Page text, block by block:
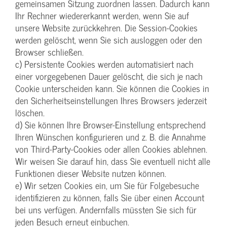
gemeinsamen Sitzung zuordnen lassen. Dadurch kann
Ihr Rechner wiedererkannt werden, wenn Sie auf
unsere Website zurückkehren. Die Session-Cookies
werden gelöscht, wenn Sie sich ausloggen oder den
Browser schließen.
c) Persistente Cookies werden automatisiert nach
einer vorgegebenen Dauer gelöscht, die sich je nach
Cookie unterscheiden kann. Sie können die Cookies in
den Sicherheitseinstellungen Ihres Browsers jederzeit
löschen.
d) Sie können Ihre Browser-Einstellung entsprechend
Ihren Wünschen konfigurieren und z. B. die Annahme
von Third-Party-Cookies oder allen Cookies ablehnen.
Wir weisen Sie darauf hin, dass Sie eventuell nicht alle
Funktionen dieser Website nutzen können.
e) Wir setzen Cookies ein, um Sie für Folgebesuche
identifizieren zu können, falls Sie über einen Account
bei uns verfügen. Andernfalls müssten Sie sich für
jeden Besuch erneut einbuchen.